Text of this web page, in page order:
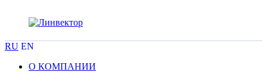
RU EN
О КОМПАНИИ